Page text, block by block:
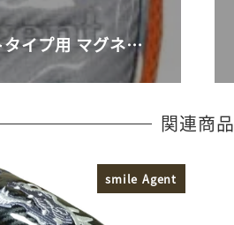
イプ用 マグネ…
関連商品
smile Agent